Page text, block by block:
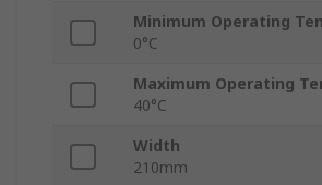
Minimum Operating
0°C
Maximum Operating
40°C
Width
210mm